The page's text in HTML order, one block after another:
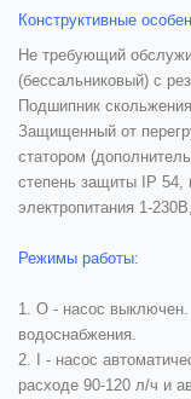
Конструктивные
Не требующий
(бессальниковый) с
Подшипник
Защищенный от
статором
степень защиты IP 54,
электропитания 1-
Режимы работы:
1. O - насос выключен.
водоснабжения.
2. I - насос
расходе 90-120 л/ч и